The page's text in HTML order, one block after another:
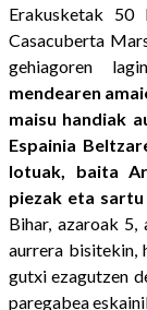
Erakusketak 50
Casacuberta
gehiagoren
mendearen
maisu handiak
Espainia
lotuak, baita
piezak eta
Bihar, azaroak 5,
aurrera bisitekin,
gutxi ezagutzen
paregabea